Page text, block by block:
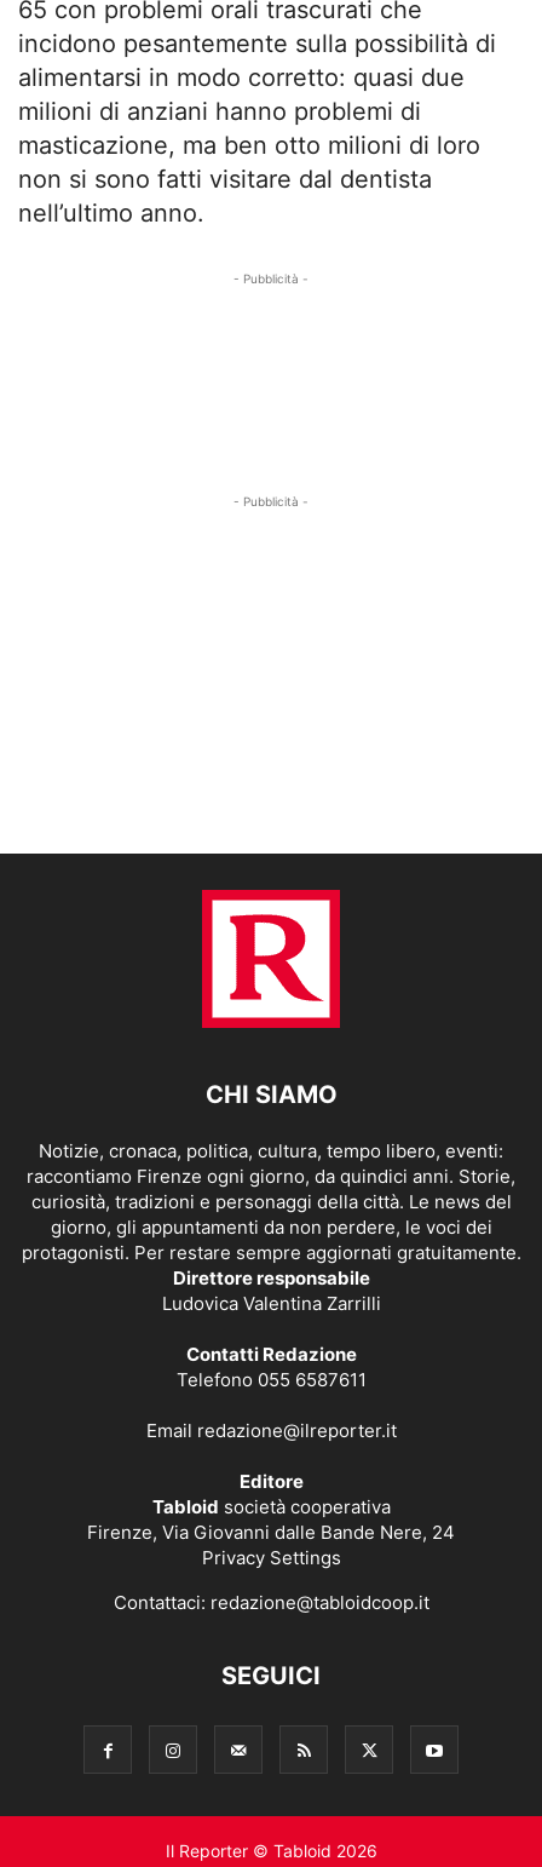
65 con problemi orali trascurati che
incidono pesantemente sulla possibilità di
alimentarsi in modo corretto: quasi due
milioni di anziani hanno problemi di
masticazione, ma ben otto milioni di loro
non si sono fatti visitare dal dentista
nell’ultimo anno.
- Pubblicità -
- Pubblicità -
CHI SIAMO
Notizie, cronaca, politica, cultura, tempo libero, eventi:
raccontiamo Firenze ogni giorno, da quindici anni. Storie,
curiosità, tradizioni e personaggi della città. Le news del
giorno, gli appuntamenti da non perdere, le voci dei
protagonisti. Per restare sempre aggiornati gratuitamente.
Direttore responsabile
Ludovica Valentina Zarrilli
Contatti Redazione
Telefono 055 6587611
Email redazione@ilreporter.it
Editore
Tabloid società cooperativa
Firenze, Via Giovanni dalle Bande Nere, 24
Privacy Settings
Contattaci: redazione@tabloidcoop.it
SEGUICI
Il Reporter © Tabloid 2026